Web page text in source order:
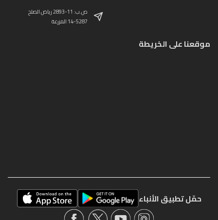
ص.ب: 11-2893 رياض الصلح
14-5287 المزرعة
موقعنا على الخريطة
حمّل تطبيق الأنباء